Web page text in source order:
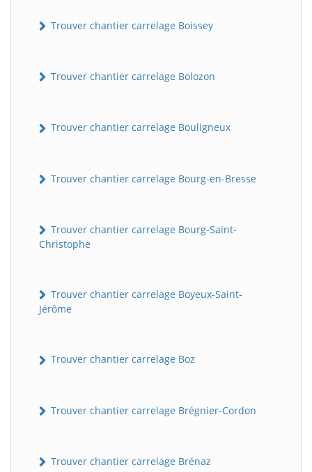
Trouver chantier carrelage Boissey
Trouver chantier carrelage Bolozon
Trouver chantier carrelage Bouligneux
Trouver chantier carrelage Bourg-en-Bresse
Trouver chantier carrelage Bourg-Saint-
Christophe
Trouver chantier carrelage Boyeux-Saint-
Jérôme
Trouver chantier carrelage Boz
Trouver chantier carrelage Brégnier-Cordon
Trouver chantier carrelage Brénaz